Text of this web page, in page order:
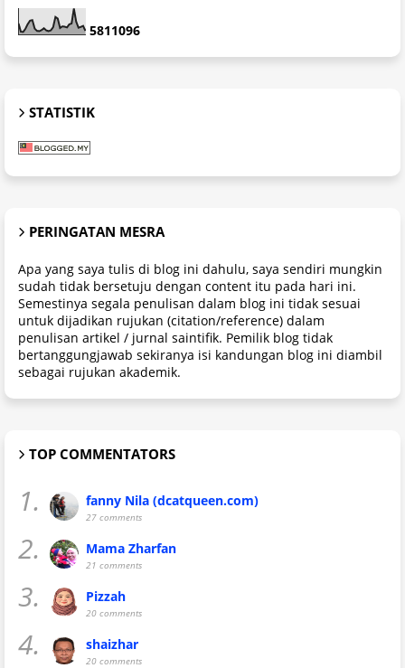
5811096
STATISTIK
PERINGATAN MESRA
Apa yang saya tulis di blog ini dahulu, saya sendiri mungkin
sudah tidak bersetuju dengan content itu pada hari ini.
Semestinya segala penulisan dalam blog ini tidak sesuai
untuk dijadikan rujukan (citation/reference) dalam
penulisan artikel / jurnal saintifik. Pemilik blog tidak
bertanggungjawab sekiranya isi kandungan blog ini diambil
sebagai rujukan akademik.
TOP COMMENTATORS
1. fanny Nila (dcatqueen.com)
27 comments
2. Mama Zharfan
21 comments
3. Pizzah
20 comments
4. shaizhar
20 comments